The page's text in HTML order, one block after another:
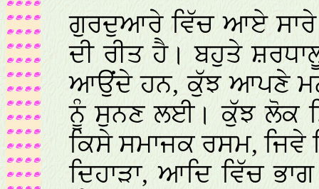
ਗੁਰਦੁਆਰੇ ਵਿੱਚ ਆਏ
ਦੀ ਰੀਤ ਹੈ। ਬਹੁਤੇ
ਆਉਂਦੇ ਹਨ, ਕੁੱਝ ਆਪਣੇ ਮਨ
ਨੂੰ ਸੁਨਣ ਲਈ। ਕੁੱਝ ਲੋਕ
ਕਿਸੇ ਸਮਾਜਕ ਰਸਮ, ਜਿਵੇ
ਦਿਹਾੜਾ, ਆਦਿ ਵਿੱਚ